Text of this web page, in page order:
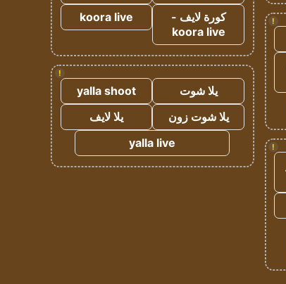
!
!
كورة لايف -
koora live
koora live
!
يلا شوت
yalla shoot
يلا شوت زون
يلا لايف
yalla live